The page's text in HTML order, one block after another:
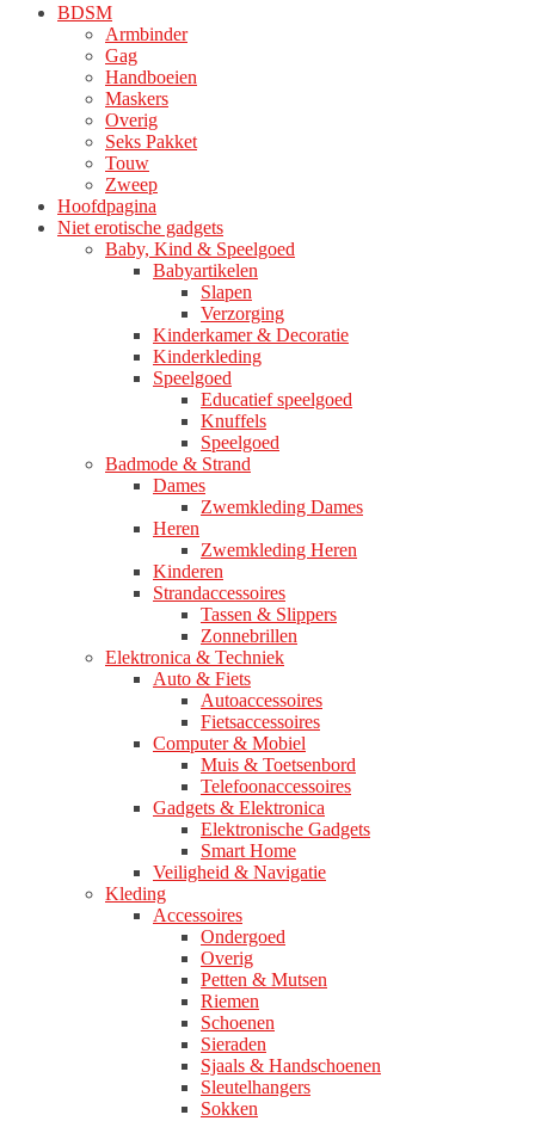
BDSM
Armbinder
Gag
Handboeien
Maskers
Overig
Seks Pakket
Touw
Zweep
Hoofdpagina
Niet erotische gadgets
Baby, Kind & Speelgoed
Babyartikelen
Slapen
Verzorging
Kinderkamer & Decoratie
Kinderkleding
Speelgoed
Educatief speelgoed
Knuffels
Speelgoed
Badmode & Strand
Dames
Zwemkleding Dames
Heren
Zwemkleding Heren
Kinderen
Strandaccessoires
Tassen & Slippers
Zonnebrillen
Elektronica & Techniek
Auto & Fiets
Autoaccessoires
Fietsaccessoires
Computer & Mobiel
Muis & Toetsenbord
Telefoonaccessoires
Gadgets & Elektronica
Elektronische Gadgets
Smart Home
Veiligheid & Navigatie
Kleding
Accessoires
Ondergoed
Overig
Petten & Mutsen
Riemen
Schoenen
Sieraden
Sjaals & Handschoenen
Sleutelhangers
Sokken